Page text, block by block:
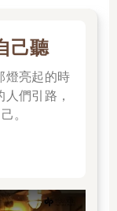
己聽
燈亮起的時
們引路，
。